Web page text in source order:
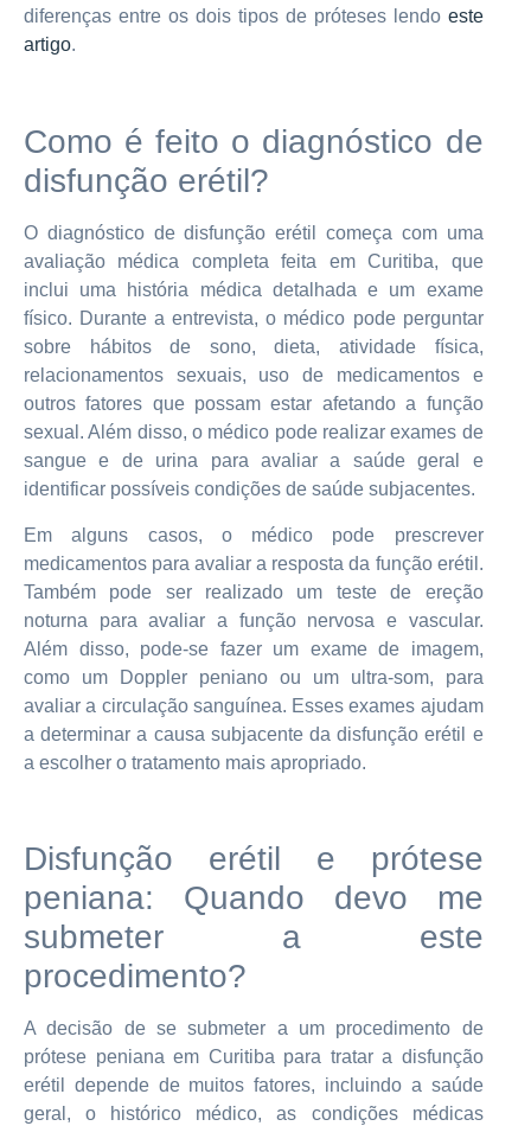
diferenças entre os dois tipos de próteses lendo este
artigo.
Como é feito o diagnóstico de
disfunção erétil?
O diagnóstico de disfunção erétil começa com uma
avaliação médica completa feita em Curitiba, que
inclui uma história médica detalhada e um exame
físico. Durante a entrevista, o médico pode perguntar
sobre hábitos de sono, dieta, atividade física,
relacionamentos sexuais, uso de medicamentos e
outros fatores que possam estar afetando a função
sexual. Além disso, o médico pode realizar exames de
sangue e de urina para avaliar a saúde geral e
identificar possíveis condições de saúde subjacentes.
Em alguns casos, o médico pode prescrever
medicamentos para avaliar a resposta da função erétil.
Também pode ser realizado um teste de ereção
noturna para avaliar a função nervosa e vascular.
Além disso, pode-se fazer um exame de imagem,
como um Doppler peniano ou um ultra-som, para
avaliar a circulação sanguínea. Esses exames ajudam
a determinar a causa subjacente da disfunção erétil e
a escolher o tratamento mais apropriado.
Disfunção erétil e prótese
peniana: Quando devo me
submeter a este
procedimento?
A decisão de se submeter a um procedimento de
prótese peniana em Curitiba para tratar a disfunção
erétil depende de muitos fatores, incluindo a saúde
geral, o histórico médico, as condições médicas